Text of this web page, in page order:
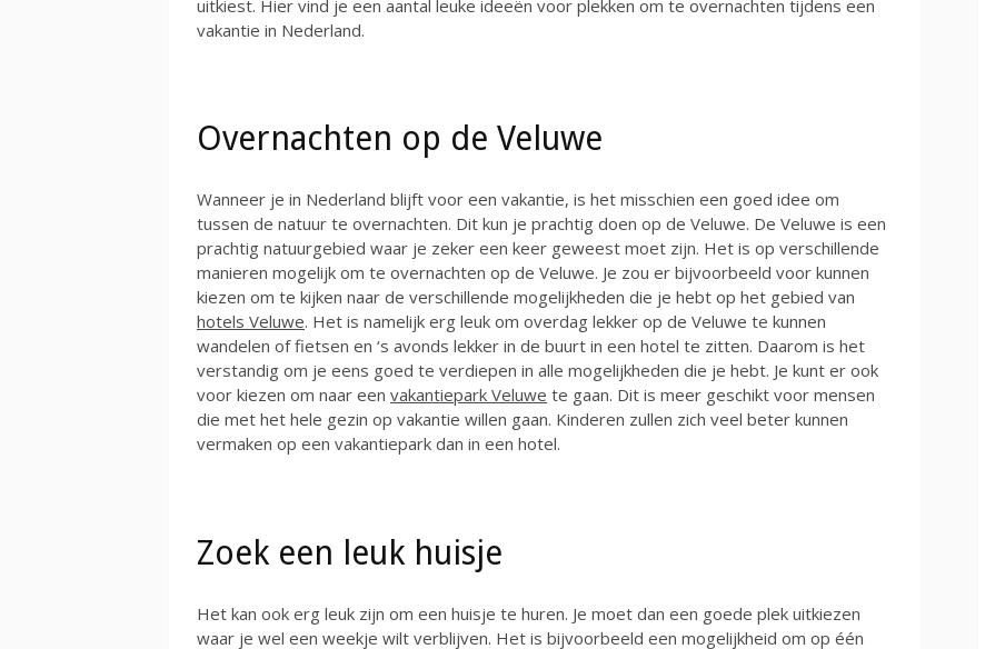
uitkiest. Hier vind je een aantal leuke ideeën voor plekken om te overnachten tijdens een
vakantie in Nederland.
Overnachten op de Veluwe
Wanneer je in Nederland blijft voor een vakantie, is het misschien een goed idee om
tussen de natuur te overnachten. Dit kun je prachtig doen op de Veluwe. De Veluwe is een
prachtig natuurgebied waar je zeker een keer geweest moet zijn. Het is op verschillende
manieren mogelijk om te overnachten op de Veluwe. Je zou er bijvoorbeeld voor kunnen
kiezen om te kijken naar de verschillende mogelijkheden die je hebt op het gebied van
hotels Veluwe. Het is namelijk erg leuk om overdag lekker op de Veluwe te kunnen
wandelen of fietsen en ‘s avonds lekker in de buurt in een hotel te zitten. Daarom is het
verstandig om je eens goed te verdiepen in alle mogelijkheden die je hebt. Je kunt er ook
voor kiezen om naar een vakantiepark Veluwe te gaan. Dit is meer geschikt voor mensen
die met het hele gezin op vakantie willen gaan. Kinderen zullen zich veel beter kunnen
vermaken op een vakantiepark dan in een hotel.
Zoek een leuk huisje
Het kan ook erg leuk zijn om een huisje te huren. Je moet dan een goede plek uitkiezen
waar je wel een weekje wilt verblijven. Het is bijvoorbeeld een mogelijkheid om op één